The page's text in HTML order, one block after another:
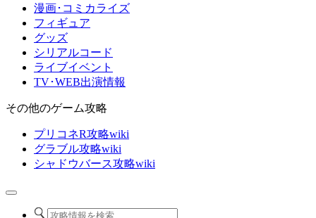
漫画･コミカライズ
フィギュア
グッズ
シリアルコード
ライブイベント
TV･WEB出演情報
その他のゲーム攻略
プリコネR攻略wiki
グラブル攻略wiki
シャドウバース攻略wiki